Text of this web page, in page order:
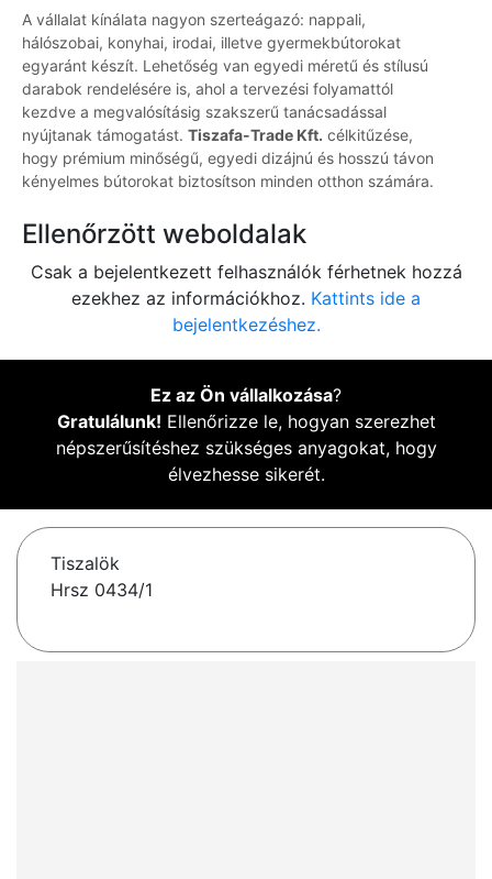
A vállalat kínálata nagyon szerteágazó: nappali,
hálószobai, konyhai, irodai, illetve gyermekbútorokat
egyaránt készít. Lehetőség van egyedi méretű és stílusú
darabok rendelésére is, ahol a tervezési folyamattól
kezdve a megvalósításig szakszerű tanácsadással
nyújtanak támogatást. Tiszafa-Trade Kft. célkitűzése,
hogy prémium minőségű, egyedi dizájnú és hosszú távon
kényelmes bútorokat biztosítson minden otthon számára.
Ellenőrzött weboldalak
Csak a bejelentkezett felhasználók férhetnek hozzá
ezekhez az információkhoz. Kattints ide a
bejelentkezéshez.
Ez az Ön vállalkozása?
Gratulálunk! Ellenőrizze le, hogyan szerezhet
népszerűsítéshez szükséges anyagokat, hogy
élvezhesse sikerét.
Tiszalök
Hrsz 0434/1